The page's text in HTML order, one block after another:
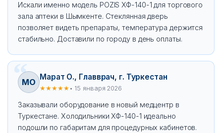
Искали именно модель POZIS ХФ-140-1 для торгового
зала аптеки в Шымкенте. Стеклянная дверь
позволяет видеть препараты, температура держится
стабильно. Доставили по городу в день оплаты.
МО
Марат О., Главврач, г. Туркестан
★★★★★ • 15 января 2026
Заказывали оборудование в новый медцентр в
Туркестане. Холодильники ХФ-140-1 идеально
подошли по габаритам для процедурных кабинетов.